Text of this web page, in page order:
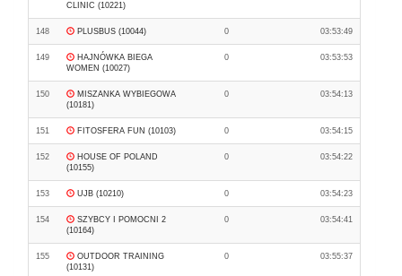
CLINIC (10221)
148 PLUSBUS (10044) 0 03:53:49
149
HAJNÓWKA BIEGA
WOMEN (10027)
0 03:53:53
150
MISZANKA WYBIEGOWA
(10181)
0 03:54:13
151 FITOSFERA FUN (10103) 0 03:54:15
152
HOUSE OF POLAND
(10155)
0 03:54:22
153 UJB (10210) 0 03:54:23
154
SZYBCY I POMOCNI 2
(10164)
0 03:54:41
155
OUTDOOR TRAINING
(10131)
0 03:55:37